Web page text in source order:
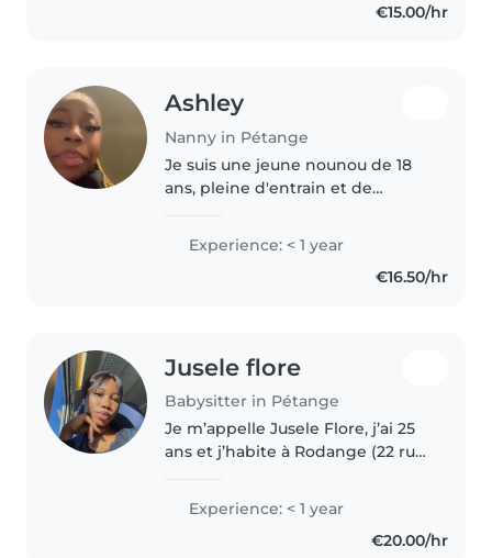
€15.00/hr
Ashley
Nanny in Pétange
Je suis une jeune nounou de 18
ans, pleine d'entrain et de
professionnelle, j'ai beaucoup
d'expérience avec les enfants,
Experience: < 1 year
€16.50/hr
Jusele flore
Babysitter in Pétange
Je m’appelle Jusele Flore, j’ai 25
ans et j’habite à Rodange (22 rue
personne patiente, responsable
et souriante qui adore s’occuper
Experience: < 1 year
€20.00/hr